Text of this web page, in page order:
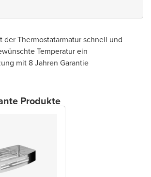
der Thermostatarmatur schnell und
Temperatur ein
mit 8 Jahren Garantie
Produkte